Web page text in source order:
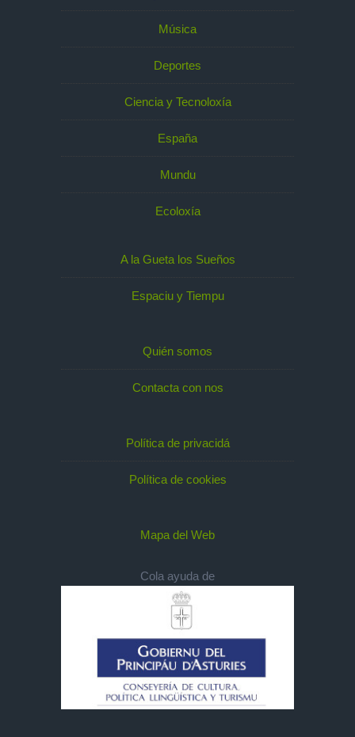
Música
Deportes
Ciencia y Tecnoloxía
España
Mundu
Ecoloxía
A la Gueta los Sueños
Espaciu y Tiempu
Quién somos
Contacta con nos
Política de privacidá
Política de cookies
Mapa del Web
Cola ayuda de